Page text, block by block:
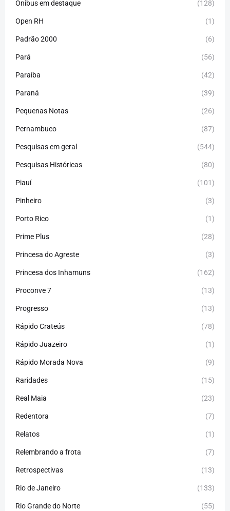
Ônibus em destaque (128)
Open RH (1)
Padrão 2000 (6)
Pará (56)
Paraíba (42)
Paraná (39)
Pequenas Notas (26)
Pernambuco (87)
Pesquisas em geral (544)
Pesquisas Históricas (80)
Piauí (101)
Pinheiro (3)
Porto Rico (1)
Prime Plus (28)
Princesa do Agreste (3)
Princesa dos Inhamuns (162)
Proconve 7 (13)
Progresso (13)
Rápido Crateús (78)
Rápido Juazeiro (1)
Rápido Morada Nova (9)
Raridades (15)
Real Maia (23)
Redentora (7)
Relatos (1)
Relembrando a frota (7)
Retrospectivas (13)
Rio de Janeiro (133)
Rio Grande do Norte (55)